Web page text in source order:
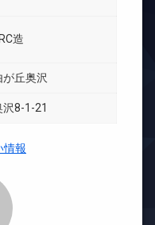
造
丘奥沢
8-1-21
情報